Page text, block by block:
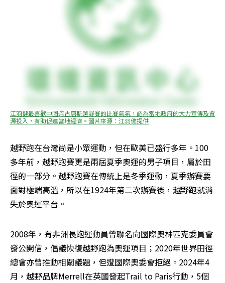
江羽健最喜歡中國柴古唐斯越野賽的比賽氣氛，認為當地政府的大力宣傳及資
源投入，有助促進當地經濟。圖片來源︰江羽健提供
越野跑在台灣尚是小眾運動，但在歐美已盛行多年。100
多年前，越野跑賽更是兩屆夏季奧運的男子項目，屬於田
徑的一部分。越野跑賽在傳統上是冬季運動，夏季辦賽要
面對極端高溫，所以在1924年第二次辦賽後，越野跑就消
失於奧運平台。
2008年，有非洲長跑運動員曾聯名向國際奧林匹克委員會
發公開信，倡議恢復越野跑為奧運項目；2020年世界田徑
總會亦曾推動相關議題，但遭國際奧委會拒絕。2024年4
月，越野品牌Merrell在英國發起Trail to Paris行動，5個